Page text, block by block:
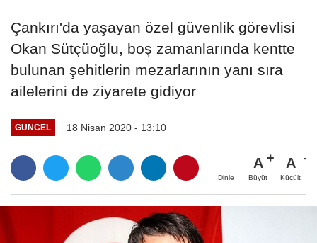
Çankırı'da yaşayan özel güvenlik görevlisi
Okan Sütçüoğlu, boş zamanlarında kentte
bulunan şehitlerin mezarlarının yanı sıra
ailelerini de ziyarete gidiyor
GÜNCEL 18 Nisan 2020 - 13:10
Dinle
A
Büyüt
A
Küçült